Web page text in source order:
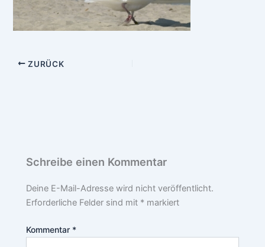
ZURÜCK
Schreibe einen Kommentar
Deine E-Mail-Adresse wird nicht veröffentlicht.
Erforderliche Felder sind mit * markiert
Kommentar *